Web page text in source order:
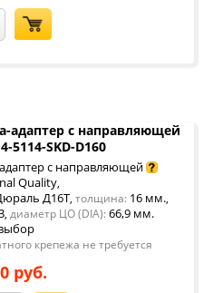
адаптер с направляющей
5114-SKD-D160
с направляющей
Quality,
Д16Т, толщина: 16 мм.,
, диаметр ЦО (DIA): 66,9 мм.
крепежа не требуется
руб.